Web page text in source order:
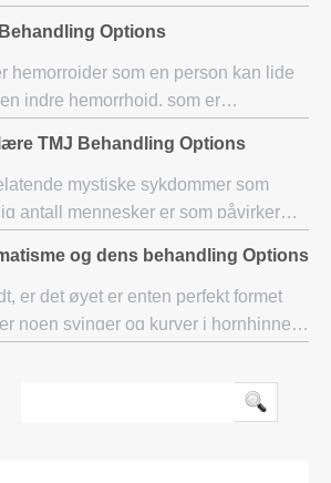
løst tidlig,
Options
hemorroider som en person kan lide
indre hemorrhoid, som er
er den andre typen
TMJ Behandling Options
mystiske sykdommer som
antall mennesker er som påvirker
etter de mest produk
og dens behandling Options
er det øyet er enten perfekt formet
noen svinger og kurver i hornhinnen.